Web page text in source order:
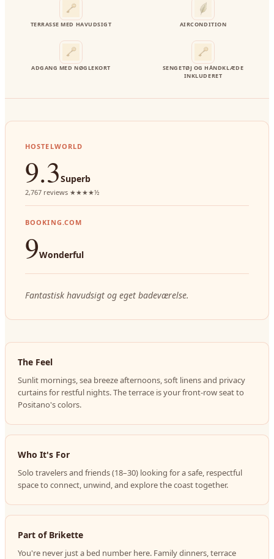
TERRASSE MED HAVUDSIGT AIRCONDITION
ADGANG MED NØGLEKORT
SENGETØJ OG HÅNDKLÆDE
INKLUDERET
HOSTELWORLD
9.3Superb
2,767 reviews ★★★★½
BOOKING.COM
9Wonderful
Fantastisk havudsigt og eget badeværelse.
The Feel
Sunlit mornings, sea breeze afternoons, soft linens and privacy
curtains for restful nights. The terrace is your front-row seat to
Positano's colors.
Who It's For
Solo travelers and friends (18–30) looking for a safe, respectful
space to connect, unwind, and explore the coast together.
Part of Brikette
You're never just a bed number here. Family dinners, terrace